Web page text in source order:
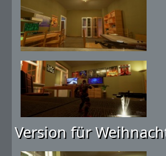
Version für